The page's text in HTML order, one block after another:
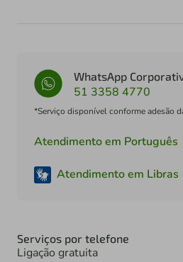
WhatsApp
51 3358 4770
*Serviço disponível conforme adesão
Atendimento em Português
Atendimento em Libras
Serviços por telefone
Ligação gratuita